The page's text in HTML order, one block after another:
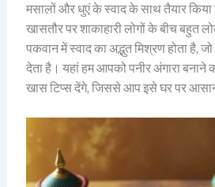
मसालों और धुएं के स्वाद के साथ तैयार
खासतौर पर शाकाहारी लोगों के बीच बहुत
पकवान में स्वाद का अद्भुत मिश्रण होता है,
देता है। यहां हम आपको पनीर अंगारा
खास टिप्स देंगे, जिससे आप इसे घर पर